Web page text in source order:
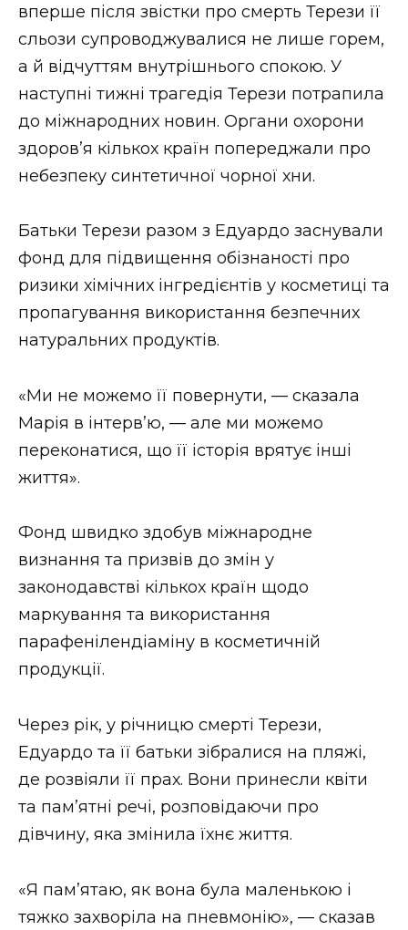
вперше після звістки про смерть Терези її
сльози супроводжувалися не лише горем,
а й відчуттям внутрішнього спокою. У
наступні тижні трагедія Терези потрапила
до міжнародних новин. Органи охорони
здоров’я кількох країн попереджали про
небезпеку синтетичної чорної хни.
Батьки Терези разом з Едуардо заснували
фонд для підвищення обізнаності про
ризики хімічних інгредієнтів у косметиці та
пропагування використання безпечних
натуральних продуктів.
«Ми не можемо її повернути, — сказала
Марія в інтерв’ю, — але ми можемо
переконатися, що її історія врятує інші
життя».
Фонд швидко здобув міжнародне
визнання та призвів до змін у
законодавстві кількох країн щодо
маркування та використання
парафенілендіаміну в косметичній
продукції.
Через рік, у річницю смерті Терези,
Едуардо та її батьки зібралися на пляжі,
де розвіяли її прах. Вони принесли квіти
та пам’ятні речі, розповідаючи про
дівчину, яка змінила їхнє життя.
«Я пам’ятаю, як вона була маленькою і
тяжко захворіла на пневмонію», — сказав